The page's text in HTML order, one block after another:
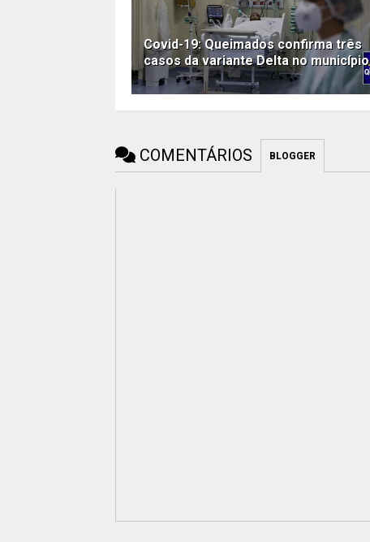
Covid-19: Queimados confirma três
casos da variante Delta no município
COMENTÁRIOS BLOGGER